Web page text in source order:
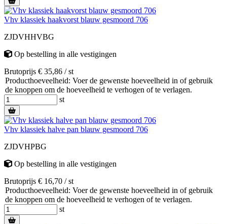
Vhv klassiek haakvorst blauw gesmoord 706
ZJDVHHVBG
Op bestelling in alle vestigingen
Brutoprijs € 35,86 / st
Producthoeveelheid: Voer de gewenste hoeveelheid in of gebruik
de knoppen om de hoeveelheid te verhogen of te verlagen.
st
Vhv klassiek halve pan blauw gesmoord 706
ZJDVHPBG
Op bestelling in alle vestigingen
Brutoprijs € 16,70 / st
Producthoeveelheid: Voer de gewenste hoeveelheid in of gebruik
de knoppen om de hoeveelheid te verhogen of te verlagen.
st